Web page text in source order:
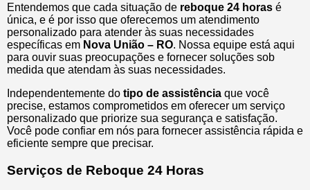
Entendemos que cada situação de reboque 24 horas é
única, e é por isso que oferecemos um atendimento
personalizado para atender às suas necessidades
específicas em Nova União – RO. Nossa equipe está aqui
para ouvir suas preocupações e fornecer soluções sob
medida que atendam às suas necessidades.
Independentemente do tipo de assistência que você
precise, estamos comprometidos em oferecer um serviço
personalizado que priorize sua segurança e satisfação.
Você pode confiar em nós para fornecer assistência rápida e
eficiente sempre que precisar.
Serviços de Reboque 24 Horas